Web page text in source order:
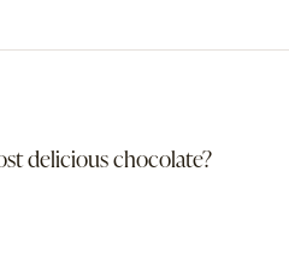
delicious chocolate?